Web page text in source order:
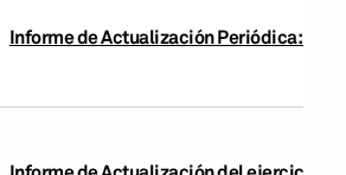
Informe de Actualización Periódica: